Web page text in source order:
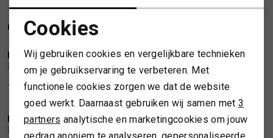
SPORTKLEDING
TOPS EN SHIRTS
TRUIEN
GERELATEERDE PRODUCTEN
/2
LOLA CASADEMUNT
109,50 219,00
1/2
LOLA CASADEMUNT
84,50 169,00
/2
LOLA CASADEMUNT 1/2
LOLA CASADEMUNT
Noodzakelijke cookies
Analytische cookies
Marketing cookies
Cookies
Wij gebruiken cookies en vergelijkbare technieken
om je gebruikservaring te verbeteren. Met
functionele cookies zorgen we dat de website
goed werkt. Daarnaast gebruiken wij samen met 3
partners analytische en marketingcookies om jouw
gedrag anoniem te analyseren, gepersonaliseerde